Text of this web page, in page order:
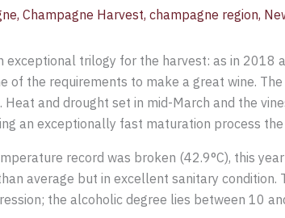
, Champagne Harvest, champagne region,
exceptional trilogy for the harvest: as in 2018
of the requirements to make a great wine.
Heat and drought set in mid-March and the
an exceptionally fast maturation process
record was broken (42.9°C), this
average but in excellent sanitary
the alcoholic degree lies between 10